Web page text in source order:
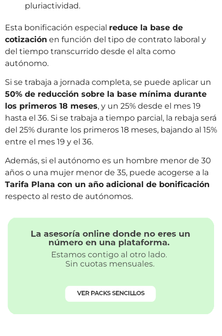
pluriactividad.
Esta bonificación especial reduce la base de
cotización en función del tipo de contrato laboral y
del tiempo transcurrido desde el alta como
autónomo.
Si se trabaja a jornada completa, se puede aplicar un
50% de reducción sobre la base mínima durante
los primeros 18 meses, y un 25% desde el mes 19
hasta el 36. Si se trabaja a tiempo parcial, la rebaja será
del 25% durante los primeros 18 meses, bajando al 15%
entre el mes 19 y el 36.
Además, si el autónomo es un hombre menor de 30
años o una mujer menor de 35, puede acogerse a la
Tarifa Plana con un año adicional de bonificación
respecto al resto de autónomos.